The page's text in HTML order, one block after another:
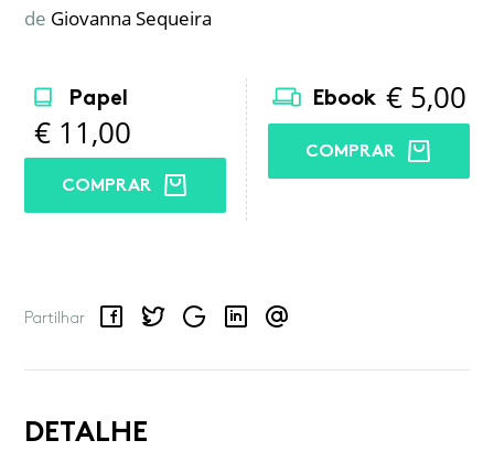
de Giovanna Sequeira
Papel
€ 11,00
COMPRAR
Ebook € 5,00
COMPRAR
Partilhar
FacebookTwitterGoogle LinkedInEmail
DETALHE